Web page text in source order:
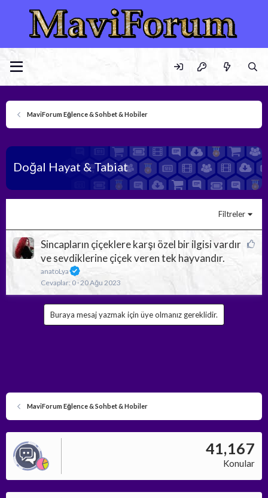
MaviForum Eğlence & Sohbet & Hobiler
Doğal Hayat & Tabiat
Filtreler
ı
Sincapların çiçeklere karşı özel bir ilgisi vardır
ve sevdiklerine çiçek veren tek hayvandır.
anatoLya
Cevaplar 0 20 Ağu 2023
Buraya mesaj yazmak için üye olmanız gereklidir.
MaviForum Eğlence & Sohbet & Hobiler
41,167
Konular